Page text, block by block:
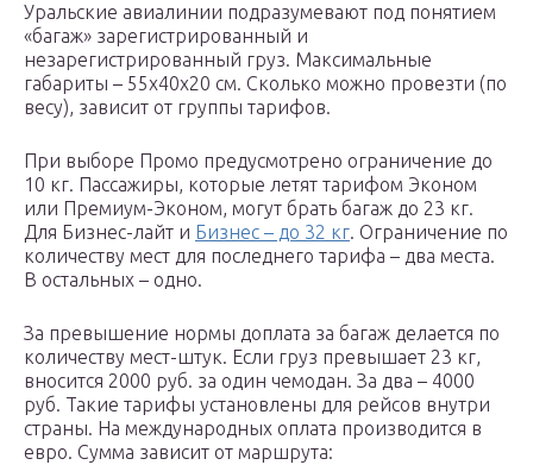
Уральские авиалинии подразумевают под понятием
«багаж» зарегистрированный и
незарегистрированный груз. Максимальные
габариты – 55х40х20 см. Сколько можно провезти (по
весу), зависит от группы тарифов.
При выборе Промо предусмотрено ограничение до
10 кг. Пассажиры, которые летят тарифом Эконом
или Премиум-Эконом, могут брать багаж до 23 кг.
Для Бизнес-лайт и Бизнес – до 32 кг. Ограничение по
количеству мест для последнего тарифа – два места.
В остальных – одно.
За превышение нормы доплата за багаж делается по
количеству мест-штук. Если груз превышает 23 кг,
вносится 2000 руб. за один чемодан. За два – 4000
руб. Такие тарифы установлены для рейсов внутри
страны. На международных оплата производится в
евро. Сумма зависит от маршрута: